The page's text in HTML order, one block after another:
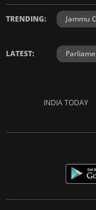
TRENDING: Jammu
LATEST:
INDIA TODAY